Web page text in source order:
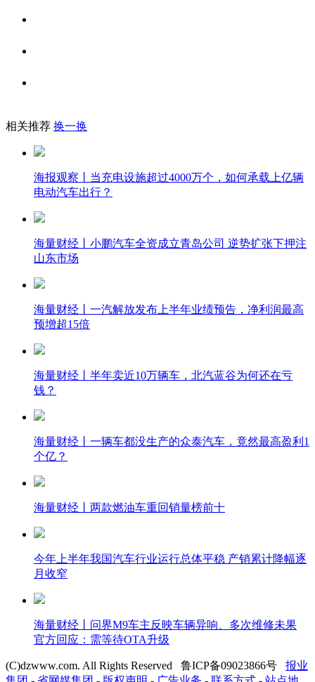
相关推荐 换一换
海报观察丨当充电设施超过4000万个，如何承载上亿辆
电动汽车出行？
海量财经丨小鹏汽车全资成立青岛公司 逆势扩张下押注
山东市场
海量财经丨一汽解放发布上半年业绩预告，净利润最高
预增超15倍
海量财经丨半年卖近10万辆车，北汽蓝谷为何还在亏
钱？
海量财经丨一辆车都没生产的众泰汽车，竟然最高盈利1
个亿？
海量财经丨两款燃油车重回销量榜前十
今年上半年我国汽车行业运行总体平稳 产销累计降幅逐
月收窄
海量财经丨问界M9车主反映车辆异响、多次维修未果
官方回应：需等待OTA升级
(C)dzwww.com. All Rights Reserved 鲁ICP备09023866号 报业